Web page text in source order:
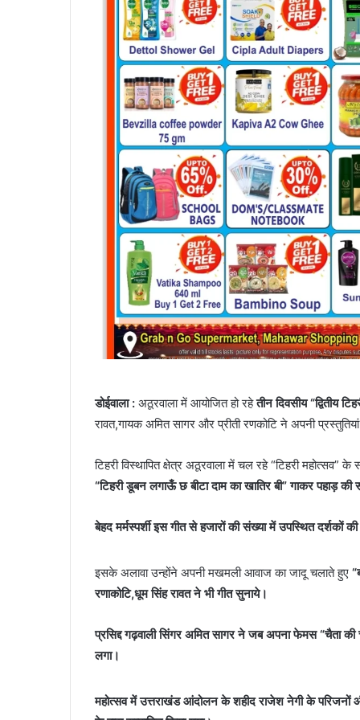
डोईवाला : अठूरवाला में आयोजित हो रहेतीन दिवसीय “द्वितीय
रावत,गायक अमित सागर और प्रीती रणकोटि ने अपनी प्रस्तुतियां
टिहरी विस्थापित क्षेत्र अठूरवाला में चल रहे “टिहरी
“टिहरी डूबन लगाऊँ छ बीटा दाम का खातिर बी” गाकर पहाड़
बेहद मर्मस्पर्शी इस गीत से हजारों की संख्या में उपस्थित दर्शकों
इसके अलावा उन्होंने अपनी मखमली आवाज का जादू चलाते हुए
रणाकोटि,धूम सिंह रावत ने भी गीत सुनाये।
प्रसिद्द गढ़वाली सिंगर अमित सागर ने जब अपना फेमस “चैता
लगा।
महोत्सव में उत्तराखंड आंदोलन के शहीद राजेश नेगी के परिजनों